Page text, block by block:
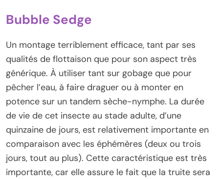
Bubble Sedge
Un montage terriblement efficace, tant par ses
qualités de flottaison que pour son aspect très
générique. À utiliser tant sur gobage que pour
pêcher l’eau, à faire draguer ou à monter en
potence sur un tandem sèche-nymphe. La durée
de vie de cet insecte au stade adulte, d’une
quinzaine de jours, est relativement importante en
comparaison avec les éphémères (deux ou trois
jours, tout au plus). Cette caractéristique est très
importante, car elle assure le fait que la truite sera